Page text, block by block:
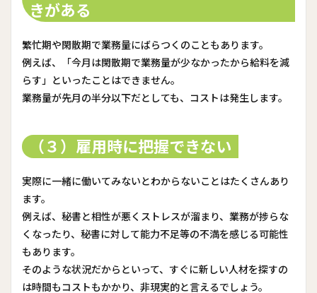
きがある
繁忙期や閑散期で業務量にばらつくのこともあります。
例えば、「今月は閑散期で業務量が少なかったから給料を減
らす」といったことはできません。
業務量が先月の半分以下だとしても、コストは発生します。
（３）雇用時に把握できない
実際に一緒に働いてみないとわからないことはたくさんあり
ます。
例えば、秘書と相性が悪くストレスが溜まり、業務が捗らな
くなったり、秘書に対して能力不足等の不満を感じる可能性
もあります。
そのような状況だからといって、すぐに新しい人材を探すの
は時間もコストもかかり、非現実的と言えるでしょう。